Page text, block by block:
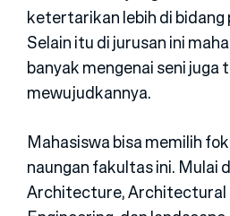
ketertarikan lebih di bidang
Selain itu di jurusan ini
banyak mengenai seni juga
mewujudkannya.
Mahasiswa bisa memilih
naungan fakultas ini. Mulai
Architecture, Architectural